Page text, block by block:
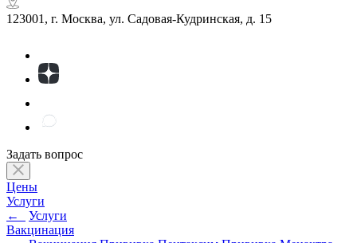
123001, г. Москва, ул. Садовая-Кудринская, д. 15
Задать вопрос
Цены
Услуги
←
Услуги
Вакцинация